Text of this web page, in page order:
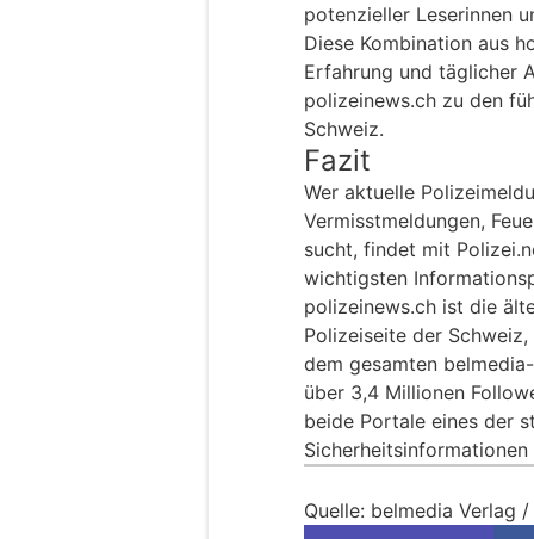
potenzieller Leserinnen
Diese Kombination aus
Erfahrung und täglicher
polizeinews.ch zu den
Schweiz.
Fazit
Wer aktuelle
Vermisstmeldungen,
sucht, findet mit
wichtigsten
polizeinews.ch ist die
Polizeiseite der
dem gesamten
über 3,4 Millionen
beide Portale eines der
Quelle: belmedia Verlag